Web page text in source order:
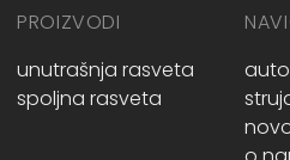
PROIZVODI
unutrašnja rasveta
spoljna rasveta